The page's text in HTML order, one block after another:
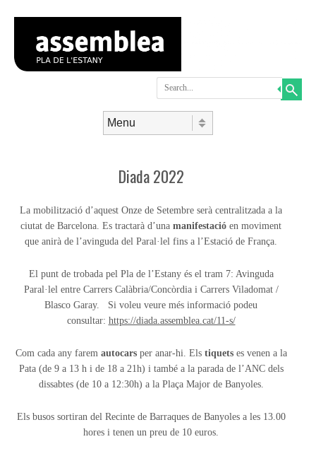
Diada 2022
La mobilització d’aquest Onze de Setembre serà centralitzada a la
ciutat de Barcelona. Es tractarà d’una manifestació en moviment
que anirà de l’avinguda del Paral·lel fins a l’Estació de França.
El punt de trobada pel Pla de l’Estany és el tram 7: Avinguda
Paral·lel entre Carrers Calàbria/Concòrdia i Carrers Viladomat /
Blasco Garay. Si voleu veure més informació podeu
consultar: https://diada.assemblea.cat/11-s/
Com cada any farem autocarsper anar-hi. Els tiquetses venen a la
Pata (de 9 a 13 h i de 18 a 21h) i també a la parada de l’ANC dels
dissabtes (de 10 a 12:30h) a la Plaça Major de Banyoles.
Els busos sortiran del Recinte de Barraques de Banyoles a les 13.00
hores i tenen un preu de 10 euros.